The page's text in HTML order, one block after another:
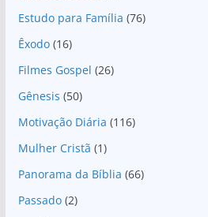
Estudo para Família (76)
Êxodo(16)
Filmes Gospel (26)
Gênesis (50)
Motivação Diária (116)
Mulher Cristã (1)
Panorama da Bíblia (66)
Passado(2)